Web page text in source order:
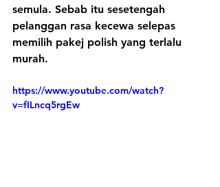
semula. Sebab itu sesetengah
pelanggan rasa kecewa selepas
memilih pakej polish yang terlalu
murah.
https://www.youtube.com/watch?
v=fILncq5rgEw